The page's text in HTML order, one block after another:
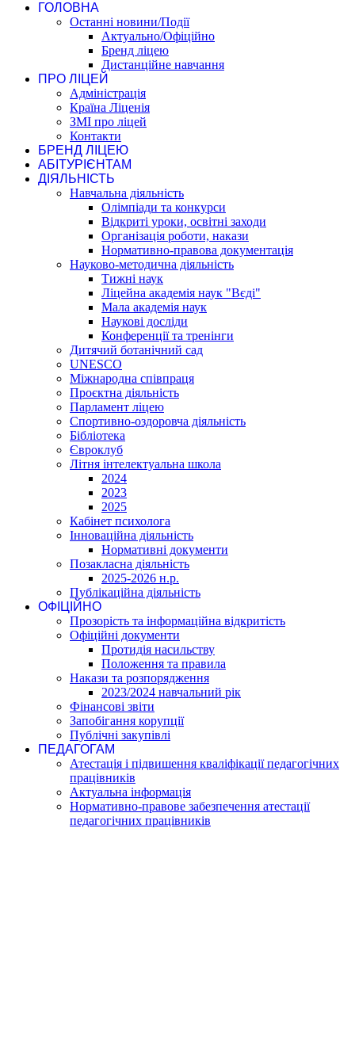
ГОЛОВНА
Останні новини/Події
Актуально/Офіційно
Бренд ліцею
Дистанційне навчання
ПРО ЛІЦЕЙ
Адміністрація
Країна Ліценія
ЗМІ про ліцей
Контакти
БРЕНД ЛІЦЕЮ
АБІТУРІЄНТАМ
ДІЯЛЬНІСТЬ
Навчальна діяльність
Олімпіади та конкурси
Відкриті уроки, освітні заходи
Організація роботи, накази
Нормативно-правова документація
Науково-методична діяльність
Тижні наук
Ліцейна академія наук "Вєді"
Мала академія наук
Наукові досліди
Конференції та тренінги
Дитячий ботанічний сад
UNESCO
Міжнародна співпраця
Проєктна діяльність
Парламент ліцею
Спортивно-оздоровча діяльність
Бібліотека
Євроклуб
Літня інтелектуальна школа
2024
2023
2025
Кабінет психолога
Інноваційна діяльність
Нормативні документи
Позакласна діяльність
2025-2026 н.р.
Публікаційна діяльність
ОФІЦІЙНО
Прозорість та інформаційна відкритість
Офіційні документи
Протидія насильству
Положення та правила
Накази та розпорядження
2023/2024 навчальний рік
Фінансові звіти
Запобігання корупції
Публічні закупівлі
ПЕДАГОГАМ
Атестація і підвишення кваліфікації педагогічних
працівників
Актуальна інформація
Нормативно-правове забезпечення атестації
педагогічних працівників